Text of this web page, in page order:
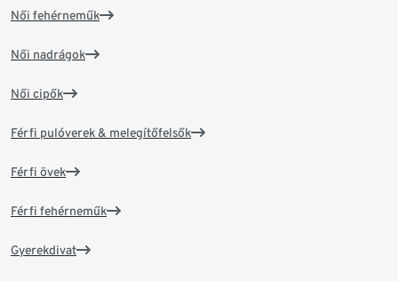
Női fehérneműk
Női nadrágok
Női cipők
Férfi pulóverek & melegítőfelsők
Férfi övek
Férfi fehérneműk
Gyerekdivat